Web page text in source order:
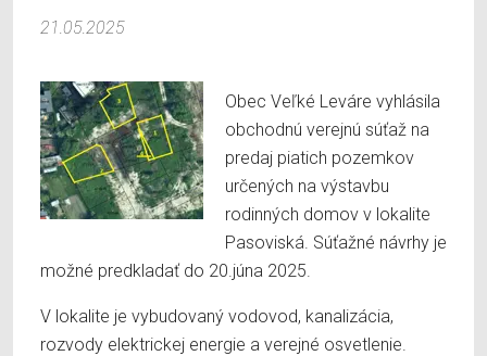
21.05.2025
Obec Veľké Leváre vyhlásila
obchodnú verejnú súťaž na
predaj piatich pozemkov
určených na výstavbu
rodinných domov v lokalite
Pasoviská. Súťažné návrhy je
možné predkladať do 20.júna 2025.
V lokalite je vybudovaný vodovod, kanalizácia,
rozvody elektrickej energie a verejné osvetlenie.